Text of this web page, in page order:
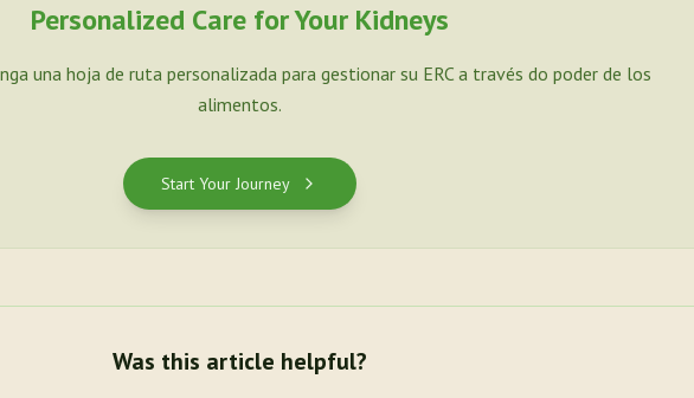
Personalized Care for Your Kidneys
una hoja de ruta personalizada para gestionar su ERC a través do poder de los
alimentos.
Start Your Journey
Was this article helpful?